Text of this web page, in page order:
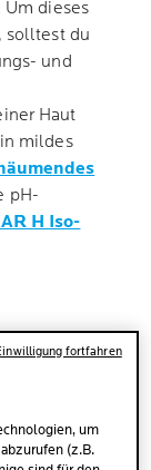
dieses
solltest du
und
Haut
mildes
pH-
H Iso-
um
(z.B.
fortfahren